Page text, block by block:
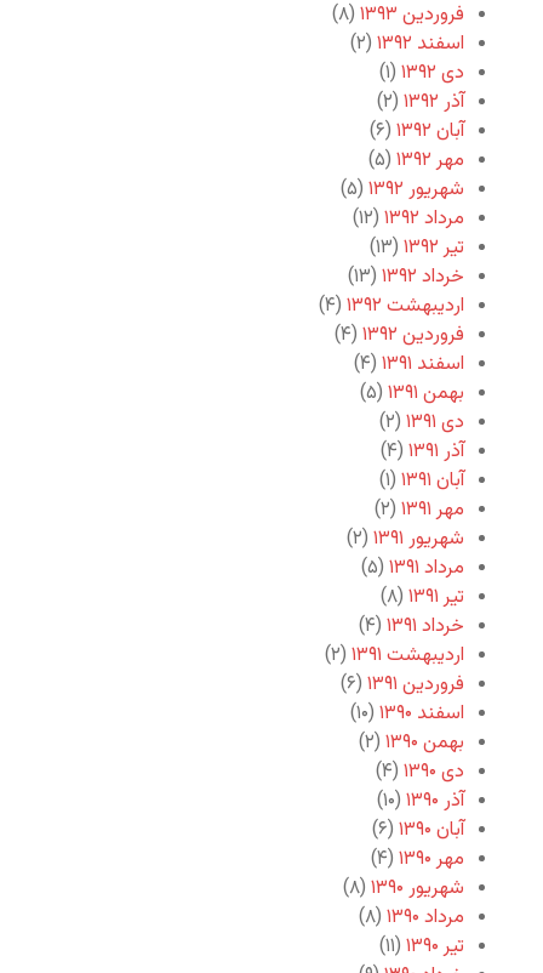
فروردین ۱۳۹۳
(۸)
اسفند ۱۳۹۲
(۲)
دی ۱۳۹۲
(۱)
آذر ۱۳۹۲
(۲)
آبان ۱۳۹۲
(۶)
مهر ۱۳۹۲
(۵)
شهریور ۱۳۹۲
(۵)
مرداد ۱۳۹۲
(۱۲)
تیر ۱۳۹۲
(۱۳)
خرداد ۱۳۹۲
(۱۳)
اردیبهشت ۱۳۹۲
(۴)
فروردین ۱۳۹۲
(۴)
اسفند ۱۳۹۱
(۴)
بهمن ۱۳۹۱
(۵)
دی ۱۳۹۱
(۲)
آذر ۱۳۹۱
(۴)
آبان ۱۳۹۱
(۱)
مهر ۱۳۹۱
(۲)
شهریور ۱۳۹۱
(۲)
مرداد ۱۳۹۱
(۵)
تیر ۱۳۹۱
(۸)
خرداد ۱۳۹۱
(۴)
اردیبهشت ۱۳۹۱
(۲)
فروردین ۱۳۹۱
(۶)
اسفند ۱۳۹۰
(۱۰)
بهمن ۱۳۹۰
(۲)
دی ۱۳۹۰
(۴)
آذر ۱۳۹۰
(۱۰)
آبان ۱۳۹۰
(۶)
مهر ۱۳۹۰
(۴)
شهریور ۱۳۹۰
(۸)
مرداد ۱۳۹۰
(۸)
تیر ۱۳۹۰
(۱۱)